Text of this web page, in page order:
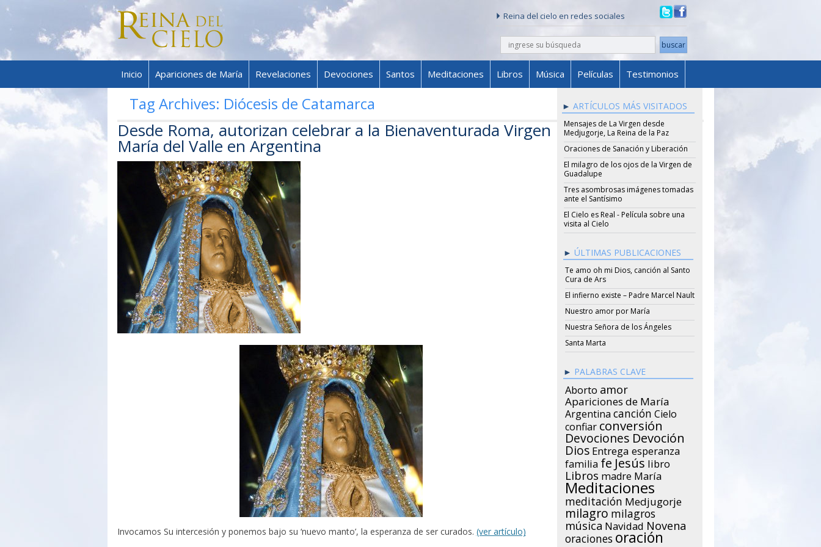
Reina del cielo en redes sociales
buscar
Skip to content
Inicio Apariciones de María Revelaciones Devociones Santos Meditaciones Libros Música Películas Testimonios
Tag Archives: Diócesis de Catamarca
Desde Roma, autorizan celebrar a la Bienaventurada Virgen
María del Valle en Argentina
Invocamos Su intercesión y ponemos bajo su ‘nuevo manto’, la​​ ​esperanza de ser curados. (ver artículo)
ARTÍCULOS MÁS VISITADOS
Mensajes de La Virgen desde
Medjugorje, La Reina de la Paz
Oraciones de Sanación y Liberación
El milagro de los ojos de la Virgen de
Guadalupe
Tres asombrosas imágenes tomadas
ante el Santísimo
El Cielo es Real - Película sobre una
visita al Cielo
ÚLTIMAS PUBLICACIONES
Te amo oh mi Dios, canción al Santo
Cura de Ars
El infierno existe – Padre Marcel Nault
Nuestro amor por María
Nuestra Señora de los Ángeles
Santa Marta
PALABRAS CLAVE
Aborto amor
Apariciones de María
Argentina canción Cielo
confiar conversión
Devociones Devoción
Dios Entrega esperanza
familia fe Jesús libro
Libros madre María
Meditaciones
meditación Medjugorje
milagro milagros
música Navidad Novena
oraciones oración